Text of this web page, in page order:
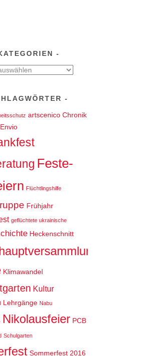
artscenico Chronik
Envio
Feste-
Flüchtlingshilfe
Frühjahr
geflüchtete ukrainische
Heckenschnitt
Klimawandel
Kultur
Lehrgänge Nabu
Nikolausfeier PCB
Schulgarten
Sommerfest 2016